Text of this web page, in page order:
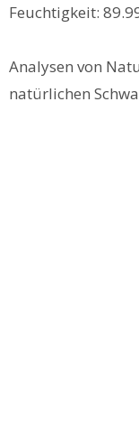
Feuchtigkeit:
Analysen von
natürlichen